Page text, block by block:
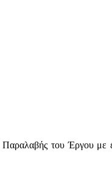
του Έργου